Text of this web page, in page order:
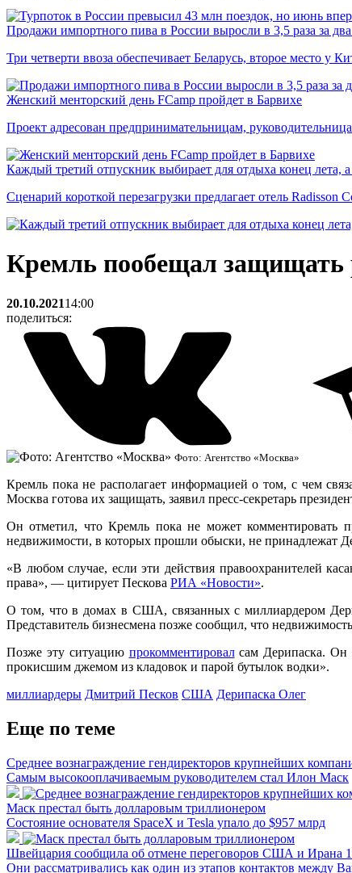
Продажи импортного пива в России выросли в 3,5 раза за два
Три четверти ввоза обеспечивает Беларусь, второе место у
Женский менторский день FCamp пройдет в Барвихе
Проект адресован предпринимательницам,
Каждый третий отпускник выбирает для отдыха конец лета,
Сценарий короткой перезагрузки предлагает отель
Кремль пообещал защищать
20.10.202114:00
поделиться:
Фото: Агентство «Москва»
Кремль пока не располагает информацией о том, с чем
Москва готова их защищать, заявил пресс-секретарь
Он отметил, что Кремль пока не может комментировать
недвижимости, в которых прошли обыски, не принадлежат
«В любом случае, если эти действия правоохранителей
права», — цитирует Пескова РИА «Новости».
О том, что в домах в США, связанных с миллиардером
Представитель бизнесмена позже сообщил, что
Позже эту ситуацию прокомментировалсам Дерипаска. Он
прокисшим джемом из кладовок и парой бутылок водки».
миллиардеры Дмитрий Песков США Дерипаска Олег
Еще по теме
Среднее вознаграждение гендиректоров крупнейших
Самым высокооплачиваемым руководителем стал Илон Маск
Маск престал быть долларовым триллионером
Состояние основателя SpaceX и Tesla упало до $957 млрд
Швейцария сообщила об отмене переговоров США и Ирана
Они рассматривались как один из этапов контактов между